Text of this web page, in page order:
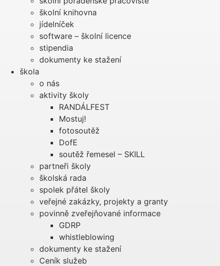
školní knihovna
jídelníček
software – školní licence
stipendia
dokumenty ke stažení
škola
o nás
aktivity školy
RANDÁLFEST
Mostuj!
fotosoutěž
DofE
soutěž řemesel – SKILL
partneři školy
školská rada
spolek přátel školy
veřejné zakázky, projekty a granty
povinně zveřejňované informace
GDRP
whistleblowing
dokumenty ke stažení
Ceník služeb